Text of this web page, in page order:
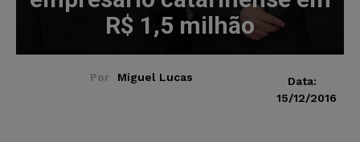
R$ 1,5 milhão
Por Miguel Lucas
Data:
15/12/2016